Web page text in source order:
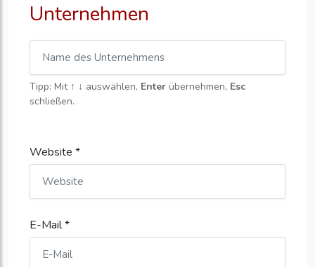
Unternehmen
Tipp: Mit ↑ ↓ auswählen, Enter übernehmen, Esc
schließen.
Website *
E-Mail *